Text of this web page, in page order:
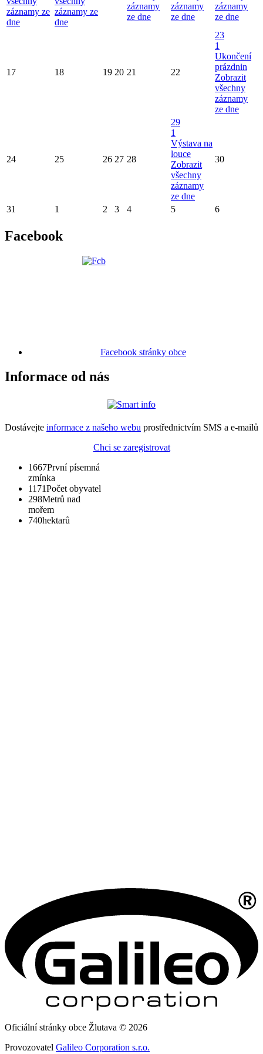
záznamy ze
dne
záznamy ze
dne
záznamy
ze dne
záznamy
ze dne
záznamy
ze dne
17 18 19 20 21 22
23
1
Ukončení
prázdnin
Zobrazit
všechny
záznamy
ze dne
24 25 26 27 28
29
1
Výstava na
louce
Zobrazit
všechny
záznamy
ze dne
30
31 1 2 3 4 5 6
Facebook
Facebook stránky obce
Informace od nás
Dostávejte informace z našeho webu prostřednictvím SMS a e-mailů
Chci se zaregistrovat
1667První písemná
zmínka
1171Počet obyvatel
298Metrů nad
mořem
740hektarů
Oficiální stránky obce Žlutava © 2026
Provozovatel Galileo Corporation s.r.o.